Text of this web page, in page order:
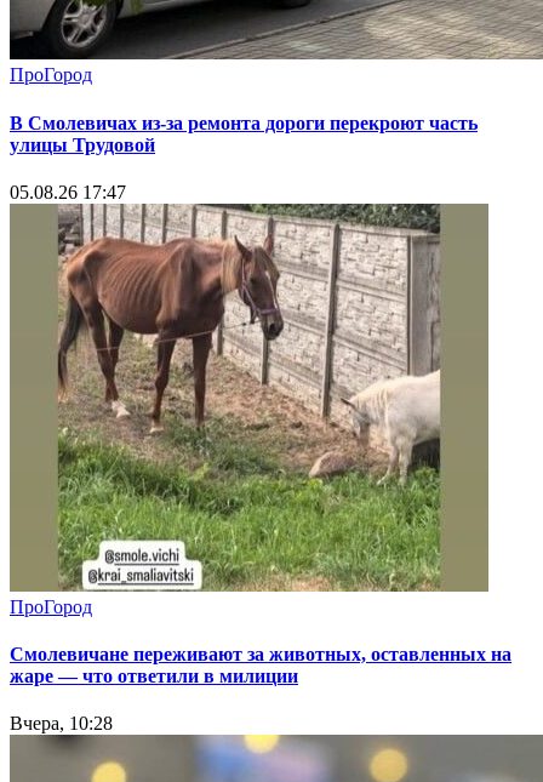
ПроГород
В Смолевичах из-за ремонта дороги перекроют часть
улицы Трудовой
05.08.26 17:47
ПроГород
Смолевичане переживают за животных, оставленных на
жаре — что ответили в милиции
Вчера, 10:28